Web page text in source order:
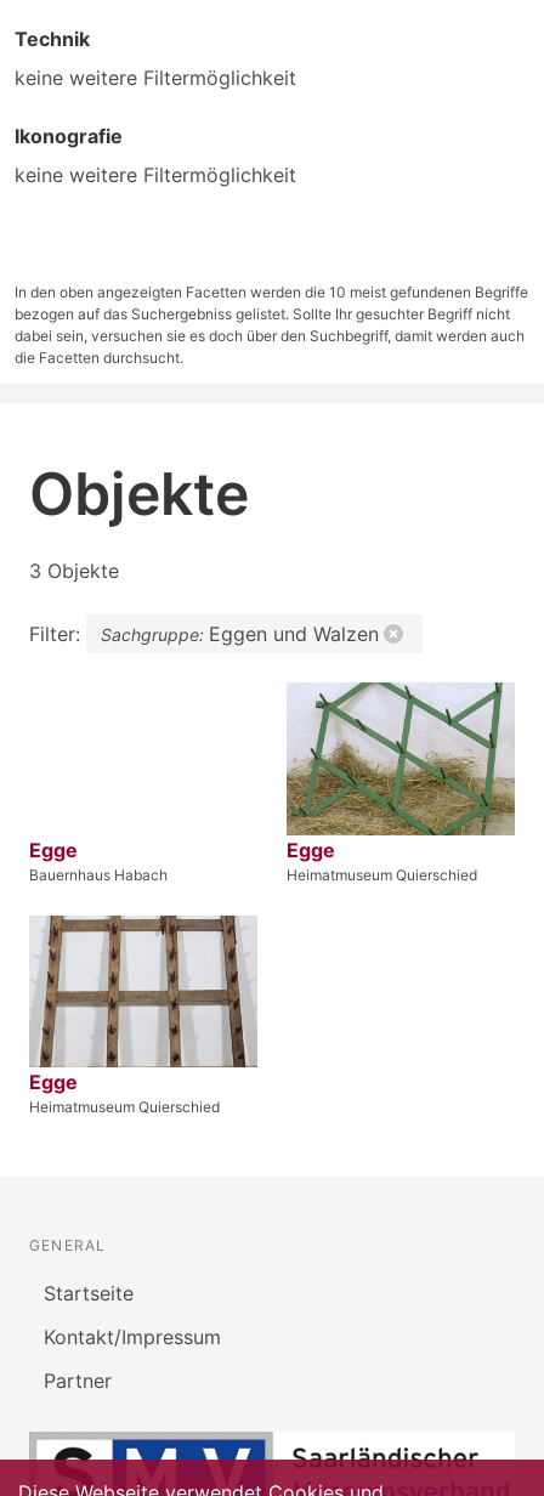
Technik
keine weitere Filtermöglichkeit
Ikonografie
keine weitere Filtermöglichkeit
In den oben angezeigten Facetten werden die 10 meist gefundenen Begriffe
bezogen auf das Suchergebniss gelistet. Sollte Ihr gesuchter Begriff nicht
dabei sein, versuchen sie es doch über den Suchbegriff, damit werden auch
die Facetten durchsucht.
Objekte
3 Objekte
Filter: Sachgruppe: Eggen und Walzen
Egge
Bauernhaus Habach
Egge
Heimatmuseum Quierschied
Egge
Heimatmuseum Quierschied
GENERAL
Startseite
Kontakt/Impressum
Partner